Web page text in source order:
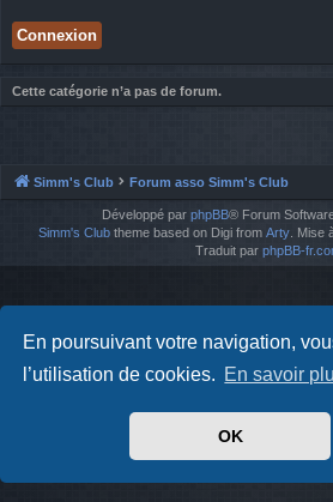
En poursuivant votre navigation,
l’utilisation de cookies. En savoir
OK
Cette catégorie n’a pas de forum.
Simm's Club Forum asso Simm's Club
Développé par phpBB® Forum
Simm's Club theme based on Digi from Arty .
Traduit par phpBB-